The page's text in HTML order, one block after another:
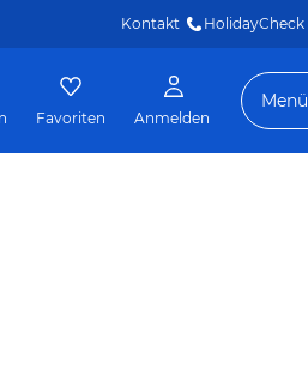
Kontakt HolidayCheck
Favoriten Anmelden
Menü